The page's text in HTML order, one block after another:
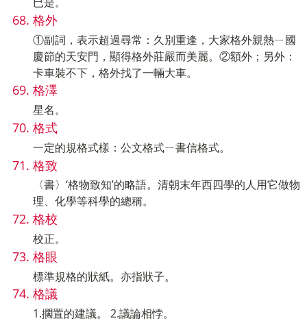
格外
①副詞，表示超過尋常：久別重逢，大家格外親熱ㄧ國
慶節的天安門，顯得格外莊嚴而美麗。②額外；另外：
卡車裝不下，格外找了一輛大車。
格澤
星名。
格式
一定的規格式樣：公文格式ㄧ書信格式。
格致
〈書〉‘格物致知’的略語。清朝末年西四學的人用它做物
理、化學等科學的總稱。
格校
校正。
格眼
標準規格的狀紙。亦指狀子。
格議
1.擱置的建議。 2.議論相悖。